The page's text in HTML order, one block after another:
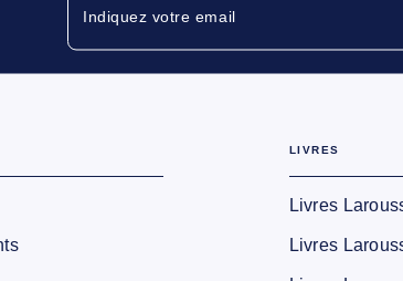
Indiquez votre email
LIVRES
Livres
Livres